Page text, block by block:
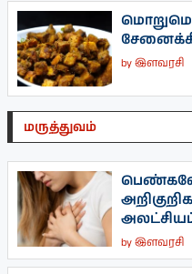
byஇளவரசி
மருத்துவம்
byஇளவரசி